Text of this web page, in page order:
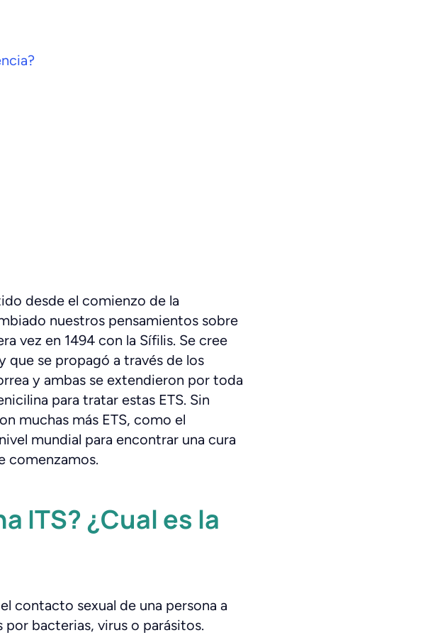
desde el comienzo de la
nuestros pensamientos sobre
vez en 1494 con la Sífilis. Se cree
se propagó a través de los
y ambas se extendieron por toda
para tratar estas ETS. Sin
muchas más ETS, como el
mundial para encontrar una cura
comenzamos.
ITS? ¿Cual es la
contacto sexual de una persona a
por bacterias, virus o parásitos.